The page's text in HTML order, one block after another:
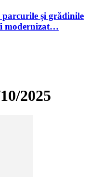
și grădinile
modernizat…
2025